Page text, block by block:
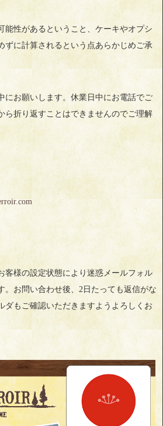
能性があるということ、ケーキやオプシ
ずに計算されるという点あらかじめご承
にお願いします。休業日中にお電話でご
ら折り返すことはできませんのでご理解
客様の設定状態により迷惑メールフォル
。お問い合わせ後、2日たっても返信がな
ダもご確認いただきますようよろしくお